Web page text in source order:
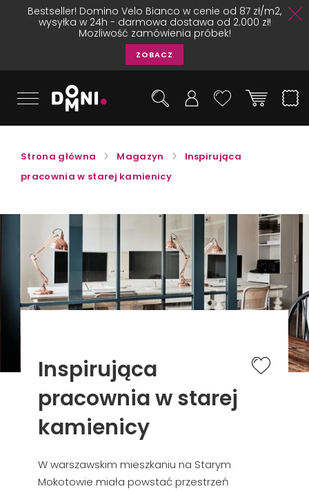
Bestseller! Domino Velo Bianco w cenie od 87 zł/m2,
wysyłka w 24h - darmowa dostawa od 2.000 zł!
Mozliwość zamówienia próbek!
ZOBACZ
Strona główna Magazyn
Inspirująca
pracownia w starej kamienicy
Inspirująca
pracownia w starej
kamienicy
W warszawskim mieszkaniu na Starym
Mokotowie miała powstać przestrzeń